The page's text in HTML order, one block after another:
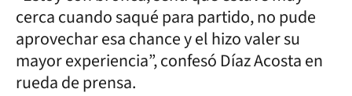
cerca cuando saqué para partido, no pude
aprovechar esa chance y el hizo valer su
mayor experiencia”, confesó Díaz Acosta en
rueda de prensa.